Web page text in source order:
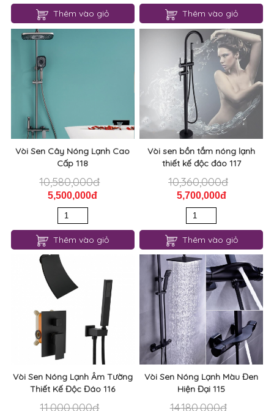
Thêm vào giỏ Thêm vào giỏ
Vòi Sen Cây Nóng Lạnh Cao
Cấp 118
10,580,000đ
5,500,000đ
Thêm vào giỏ
Vòi sen bồn tắm nóng lạnh
thiết kế độc đáo 117
10,360,000đ
5,700,000đ
Thêm vào giỏ
Vòi Sen Nóng Lạnh Âm Tường
Thiết Kế Độc Đáo 116
11,000,000đ
Vòi Sen Nóng Lạnh Màu Đen
Hiện Đại 115
14,180,000đ